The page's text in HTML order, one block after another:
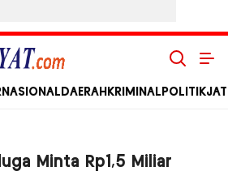
Terbaru Indonesia dan Internasional
DAERAH KRIMINAL POLITIK
Minta Rp1,5 Miliar